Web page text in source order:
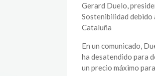
Gerard Duelo,
Sostenibilidad debido
Cataluña
En un comunicado,
ha desatendido para
un precio máximo